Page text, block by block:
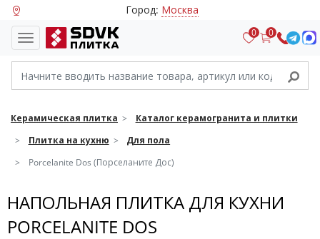
Город: Москва
0 0
Керамическая плитка
Каталог керамогранита и плитки
Плитка на кухню
Для пола
Porcelanite Dos (Порселаните Дос)
НАПОЛЬНАЯ ПЛИТКА ДЛЯ КУХНИ
PORCELANITE DOS